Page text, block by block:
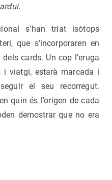
s’han triat isòtops
que s’incorporaren en
cards. Un cop l’eruga
i viatgi, estarà marcada i
el seu recorregut.
quin és l’origen de cada
demostrar que no era